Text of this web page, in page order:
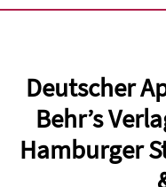
Deutscher
Behr’s
Hamburger